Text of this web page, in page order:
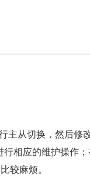
主从切换，然后修
相应的维护操作
较麻烦。